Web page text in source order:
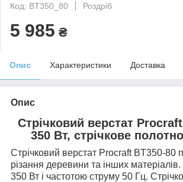
Код: BT350_80
Роздріб
5 985 ₴
Опис Характеристики Доставка
Опис
Стрічковий верстат
350 Вт, стрічкове
Стрічковий верстат Procraft BT350-80
різання деревини та інших
350 Вт і частотою струму 50 Гц.